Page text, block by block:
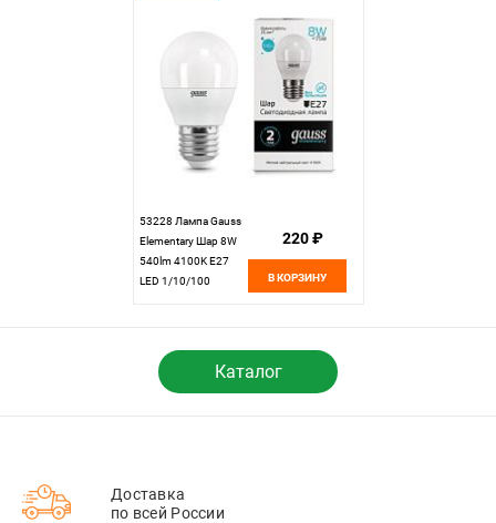
53228 Лампа Gauss
Elementary Шар 8W
540lm 4100K Е27
LED 1/10/100
220 ₽
В КОРЗИНУ
Каталог
Доставка
по всей России